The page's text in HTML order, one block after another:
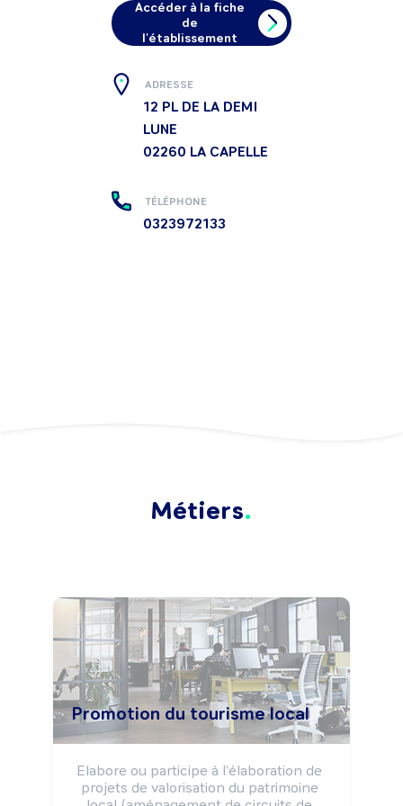
Accéder à la fiche
de
l'établissement
ADRESSE
12 PL DE LA DEMI
LUNE
02260 LA CAPELLE
TÉLÉPHONE
0323972133
Métiers
Promotion du tourisme local
Elabore ou participe à l'élaboration de
projets de valorisation du patrimoine